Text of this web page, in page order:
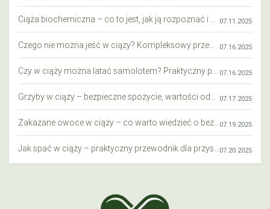
Ciąża biochemiczna – co to jest, jak ją rozpoznać i co warto wiedzieć? 07.11.2025
Czego nie można jeść w ciąży? Kompleksowy przewodnik dla przyszłych mam 07.16.2025
Czy w ciąży można latać samolotem? Praktyczny przewodnik dla przyszłych mam 07.16.2025
Grzyby w ciąży – bezpieczne spożycie, wartości odżywcze i zagrożenia 07.17.2025
Zakazane owoce w ciąży – co warto wiedzieć o bezpieczeństwie diety przyszłej mamy?07.19.2025
Jak spać w ciąży – praktyczny przewodnik dla przyszłych mam07.20.2025